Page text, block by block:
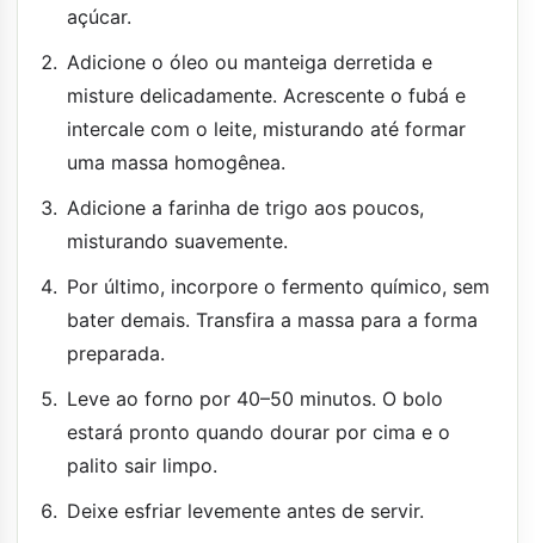
açúcar.
Adicione o óleo ou manteiga derretida e
misture delicadamente. Acrescente o fubá e
intercale com o leite, misturando até formar
uma massa homogênea.
Adicione a farinha de trigo aos poucos,
misturando suavemente.
Por último, incorpore o fermento químico, sem
bater demais. Transfira a massa para a forma
preparada.
Leve ao forno por 40–50 minutos. O bolo
estará pronto quando dourar por cima e o
palito sair limpo.
Deixe esfriar levemente antes de servir.